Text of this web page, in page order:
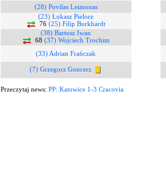
(28) Povilas Leimonas
(23) Łukasz Pielorz
76 (25) Filip Burkhardt
(38) Bartosz Iwan
68 (37) Wojciech Trochim
(33) Adrian Frańczak
(7) Grzegorz Goncerz
Przeczytaj news: PP: Katowice 1-3 Cracovia